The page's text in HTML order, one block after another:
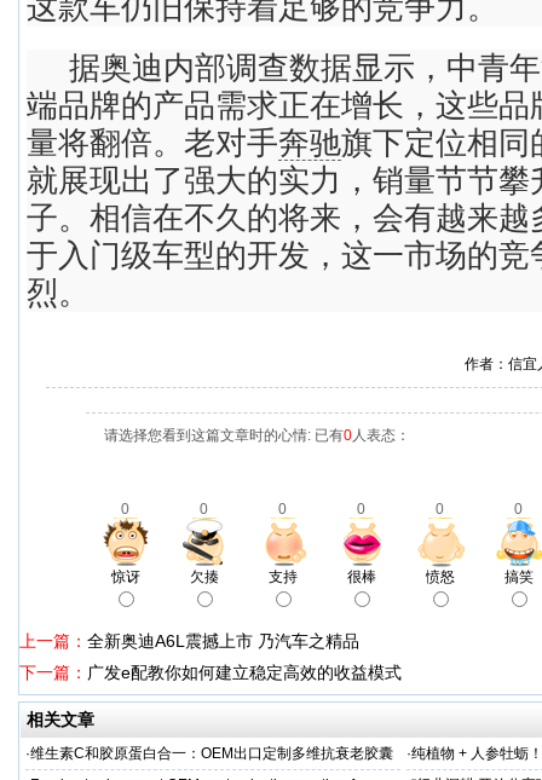
这款车仍旧保持着足够的竞争力。
据奥迪内部调查数据显示，中青
端品牌的产品需求正在增长，这些品
量将翻倍。老对手奔驰旗下定位相同
就展现出了强大的实力，销量节节
子。相信在不久的将来，会有越来越
于入门级车型的开发，这一市场的竞
烈。
作者：信
请选择您看到这篇文章时的心情: 已有0人表态：
0 0 0 0 0 0
惊讶 欠揍 支持 很棒 愤怒 搞笑
上一篇： 全新奥迪A6L震撼上市 乃汽车之精品
下一篇： 广发e配教你如何建立稳定高效的收益模式
相关文章
·维生素C和胶原蛋白合一：OEM出口定制多维抗衰老胶囊 ·纯植物 + 人参牡蛎